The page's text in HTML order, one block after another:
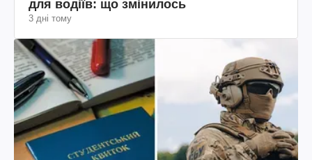
для водіїв: що змінилось
3 дні тому